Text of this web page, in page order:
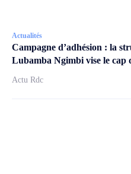
Actualités
Campagne d’adhésion : la
Lubamba Ngimbi vise le cap
Actu Rdc